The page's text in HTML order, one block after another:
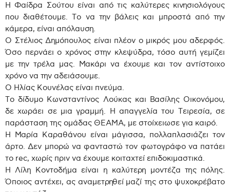
Η Φαίδρα Σούτου είναι από τις καλύτερες κινησιολόγους
που διαθέτουμε. Το να την βάλεις και μπροστά από την
κάμερα, είναι απόλαυση.
Ο Στέλιος Δημόπουλος είναι πλέον ο μικρός μου αδερφός.
Όσο περνάει ο χρόνος στην κλεψύδρα, τόσο αυτή γεμίζει
με την τρέλα μας. Μακάρι να έχουμε και τον αντίστοιχο
χρόνο να την αδειάσουμε.
Ο Ηλίας Κουνέλας είναι πνεύμα.
Το δίδυμο Κωνσταντίνος Λούκας και Βασίλης Οικονόμου,
δε χωράει σε μια γραμμή. Η απαγγελία του Τειρεσία, σε
παράσταση της ομάδας ΘΕΑΜΑ, με στοίχειωσε για καιρό.
Η Μαρία Καραθάνου είναι μάγισσα, πολλαπλασιάζει τον
άρτο. Δεν μπορώ να φανταστώ τον φωτογράφο να πατάει
το rec, χωρίς πριν να έχουμε κοιταχτεί επιδοκιμαστικά.
Η Λίλη Κοντοδήμα είναι η καλύτερη μοντέζα της πόλης.
Όποιος αντέχει, ας αναμετρηθεί μαζί της στο ψυχοκρέβατο